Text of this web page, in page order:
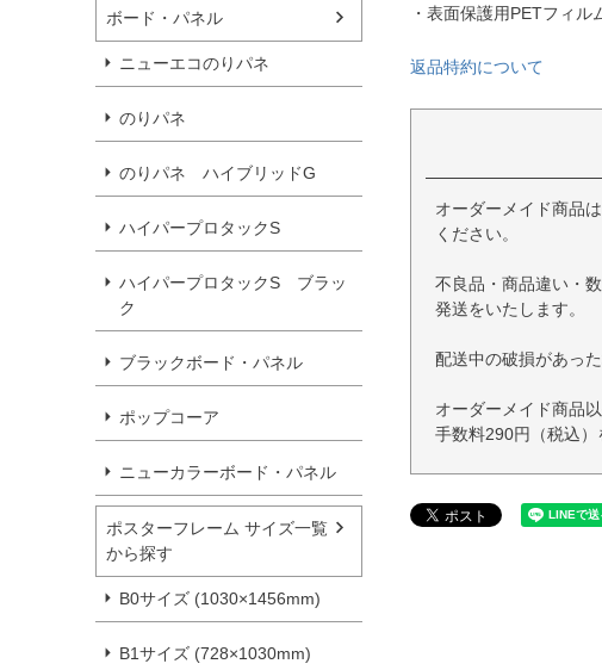
ボード・パネル
ニューエコのりパネ
のりパネ
のりパネ ハイブリッドG
ハイパープロタックS
ハイパープロタックS ブラッ
ク
ブラックボード・パネル
ポップコーア
ニューカラーボード・パネル
ポスターフレーム サイズ一覧
から探す
B0サイズ (1030×1456mm)
B1サイズ (728×1030mm)
・表面保護用PETフィル
返品特約について
オーダーメイド商品
ください。
不良品・商品違い・
発送をいたします。
配送中の破損があっ
オーダーメイド商品
手数料290円（税込）